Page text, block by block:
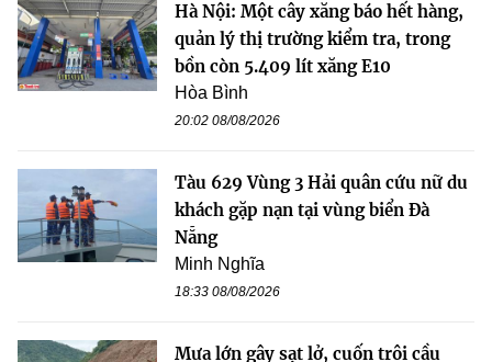
Hà Nội: Một cây xăng báo hết hàng,
quản lý thị trường kiểm tra, trong
bồn còn 5.409 lít xăng E10
Hòa Bình
20:02 08/08/2026
Tàu 629 Vùng 3 Hải quân cứu nữ du
khách gặp nạn tại vùng biển Đà
Nẵng
Minh Nghĩa
18:33 08/08/2026
Mưa lớn gây sạt lở, cuốn trôi cầu